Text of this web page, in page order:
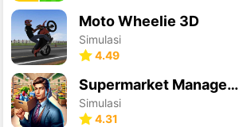
Moto Wheelie 3D
Simulasi
4.49
Supermarket Manager Simulator
Simulasi
4.31